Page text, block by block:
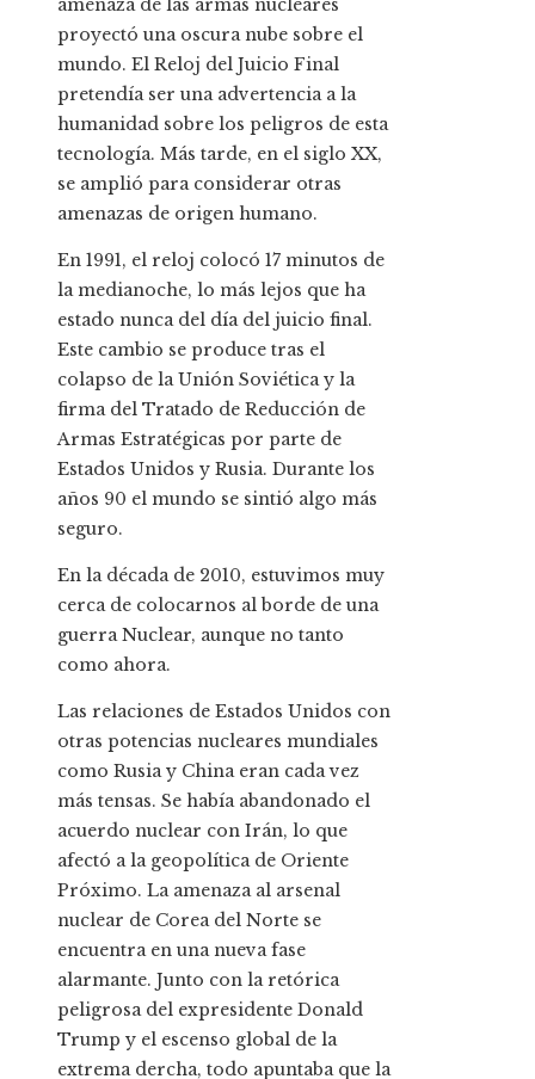
amenaza de las armas nucleares
proyectó una oscura nube sobre el
mundo. El Reloj del Juicio Final
pretendía ser una advertencia a la
humanidad sobre los peligros de esta
tecnología. Más tarde, en el siglo XX,
se amplió para considerar otras
amenazas de origen humano.
En 1991, el reloj colocó 17 minutos de
la medianoche, lo más lejos que ha
estado nunca del día del juicio final.
Este cambio se produce tras el
colapso de la Unión Soviética y la
firma del Tratado de Reducción de
Armas Estratégicas por parte de
Estados Unidos y Rusia. Durante los
años 90 el mundo se sintió algo más
seguro.
En la década de 2010, estuvimos muy
cerca de colocarnos al borde de una
guerra Nuclear, aunque no tanto
como ahora.
Las relaciones de Estados Unidos con
otras potencias nucleares mundiales
como Rusia y China eran cada vez
más tensas. Se había abandonado el
acuerdo nuclear con Irán, lo que
afectó a la geopolítica de Oriente
Próximo. La amenaza al arsenal
nuclear de Corea del Norte se
encuentra en una nueva fase
alarmante. Junto con la retórica
peligrosa del expresidente Donald
Trump y el escenso global de la
extrema dercha, todo apuntaba que la